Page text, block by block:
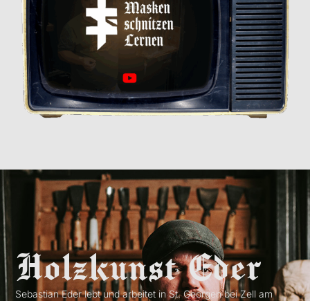
Holzkunst Eder
Sebastian Eder lebt und arbeitet in St. Georgen bei Zell am